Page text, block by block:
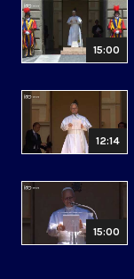
15:00
12:14
15:00